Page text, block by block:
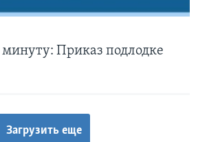
Приказ подлодке
Загрузить еще